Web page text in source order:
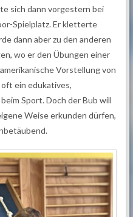
sich dann vorgestern bei
Spielplatz. Er kletterte
dann aber zu den anderen
wo er den Übungen einer
Vorstellung von
ein edukatives,
Sport. Doch der Bub will
Weise erkunden dürfen,